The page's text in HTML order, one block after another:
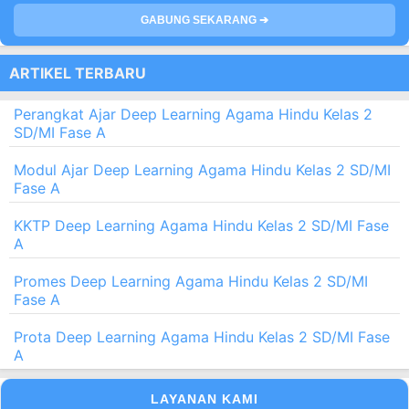
GABUNG SEKARANG ➔
ARTIKEL TERBARU
Perangkat Ajar Deep Learning Agama Hindu Kelas 2
SD/MI Fase A
Modul Ajar Deep Learning Agama Hindu Kelas 2 SD/MI
Fase A
KKTP Deep Learning Agama Hindu Kelas 2 SD/MI Fase
A
Promes Deep Learning Agama Hindu Kelas 2 SD/MI
Fase A
Prota Deep Learning Agama Hindu Kelas 2 SD/MI Fase
A
LAYANAN KAMI